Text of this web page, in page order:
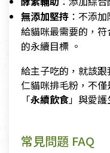
無添加堅持 ：不添
給貓咪最需要的，符
的永續目標 。
給主子吃的，就該
仁貓咪排毛粉，不
「永續飲食」與愛
常見問題 FAQ